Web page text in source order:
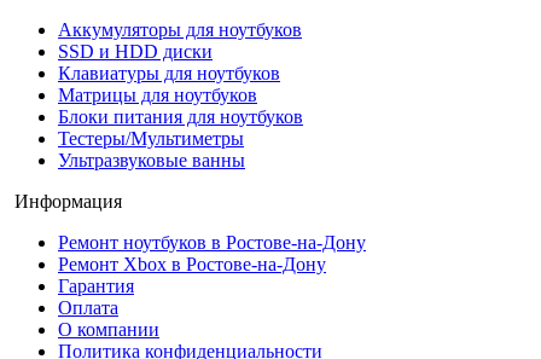
Аккумуляторы для ноутбуков
SSD и HDD диски
Клавиатуры для ноутбуков
Матрицы для ноутбуков
Блоки питания для ноутбуков
Тестеры/Мультиметры
Ультразвуковые ванны
Информация
Ремонт ноутбуков в Ростове-на-Дону
Ремонт Xbox в Ростове-на-Дону
Гарантия
Оплата
О компании
Политика конфиденциальности